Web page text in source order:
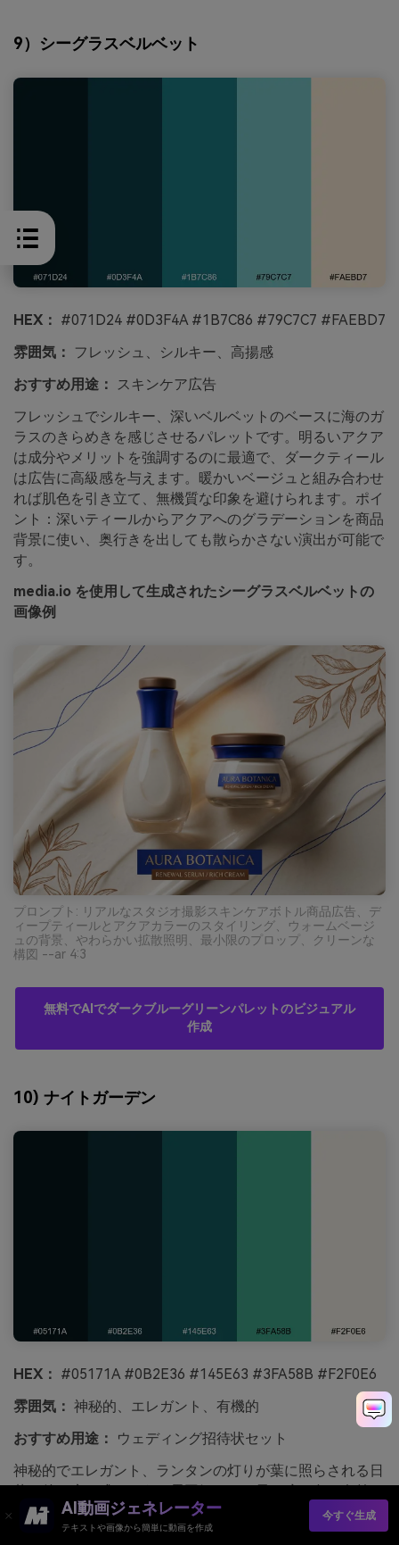
9）シーグラスベルベット
HEX： #071D24 #0D3F4A #1B7C86 #79C7C7 #FAEBD7
雰囲気：
フレッシュ、シルキー、高揚感
おすすめ用途： スキンケア広告
フレッシュでシルキー、深いベルベットのベースに海のガ
ラスのきらめきを感じさせるパレットです。明るいアクア
は成分やメリットを強調するのに最適で、ダークティール
は広告に高級感を与えます。暖かいベージュと組み合わせ
れば肌色を引き立て、無機質な印象を避けられます。ポイ
ント：深いティールからアクアへのグラデーションを商品
背景に使い、奥行きを出しても散らかさない演出が可能で
す。
media.io を使用して生成されたシーグラスベルベットの
画像例
プロンプト: リアルなスタジオ撮影スキンケアボトル商品広告、デ
ィープティールとアクアカラーのスタイリング、ウォームベージ
ュの背景、やわらかい拡散照明、最小限のプロップ、クリーンな
構図 --ar 4:3
無料でAIでダークブルーグリーンパレットのビジュアル
作成
10) ナイトガーデン
HEX： #05171A #0B2E36 #145E63 #3FA58B #F2F0E6
雰囲気： 神秘的、エレガント、有機的
おすすめ用途：
ウェディング招待状セット
神秘的でエレガント、ランタンの灯りが葉に照らされる日
暮れ後の庭の式のような雰囲気です。最も暗い色は名前や
見出しに使い、グリーンティールのアクセントはモノグラ
ムや花のラインアートに。温かいアイボリー紙と控えめな
AI動画ジェネレーター
テキストや画像から簡単に動画を作成
今すぐ生成